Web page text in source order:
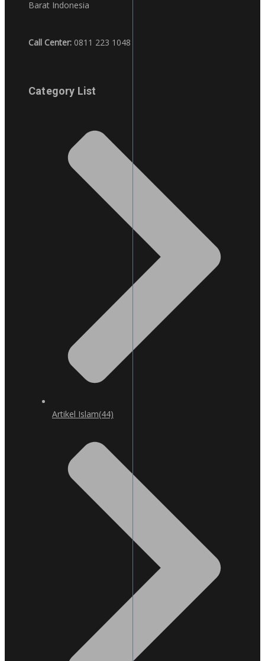
Barat Indonesia
Call Center: 0811 223 1048
Category List
Artikel Islam(44)